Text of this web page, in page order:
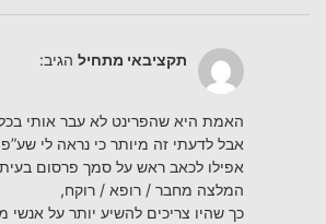
תקציבאי מתחיל הגיב:
האמת היא שהפרינט לא עבר אותי
אבל לדעתי זה מיותר כי נראה לי
אפילו לכאב ראש על סמך פרסום
המלצה מחבר / רופא / רוקח,
כך שהיו צריכים להשיע יותר על אנשי